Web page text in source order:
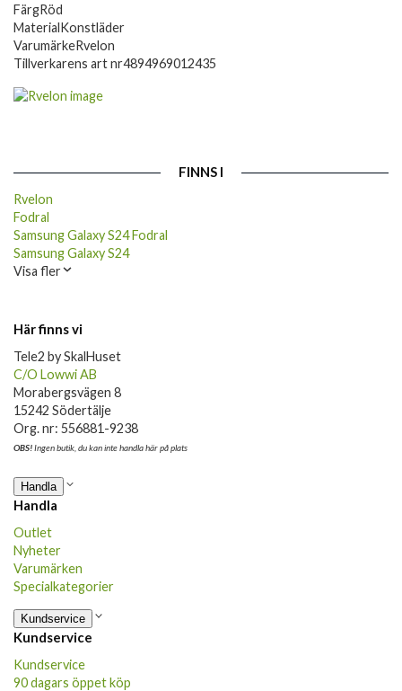
FärgRöd
MaterialKonstläder
VarumärkeRvelon
Tillverkarens art nr4894969012435
FINNS I
Rvelon
Fodral
Samsung Galaxy S24 Fodral
Samsung Galaxy S24
Visa fler
Här finns vi
Tele2 by SkalHuset
C/O Lowwi AB
Morabergsvägen 8
15242 Södertälje
Org. nr: 556881-9238
OBS!Ingen butik, du kan inte handla här på plats
Handla
Handla
Outlet
Nyheter
Varumärken
Specialkategorier
Kundservice
Kundservice
Kundservice
90 dagars öppet köp